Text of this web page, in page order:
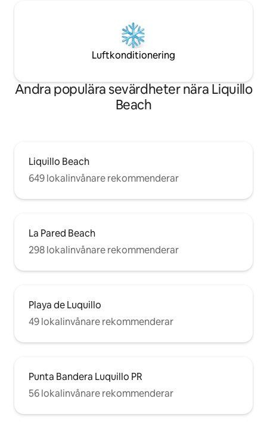
Luftkonditionering
Andra populära sevärdheter nära Liquillo
Beach
Liquillo Beach
649 lokalinvånare rekommenderar
La Pared Beach
298 lokalinvånare rekommenderar
Playa de Luquillo
49 lokalinvånare rekommenderar
Punta Bandera Luquillo PR
56 lokalinvånare rekommenderar